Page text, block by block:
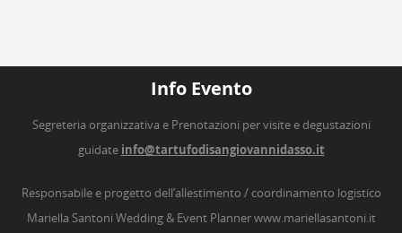
Info Evento
Segreteria organizzativa e Prenotazioni per visite e degustazioni
guidate info@tartufodisangiovannidasso.it
Responsabile e progetto dell’allestimento / coordinamento logistico
Mariella Santoni Wedding & Event Plannerwww.mariellasantoni.it